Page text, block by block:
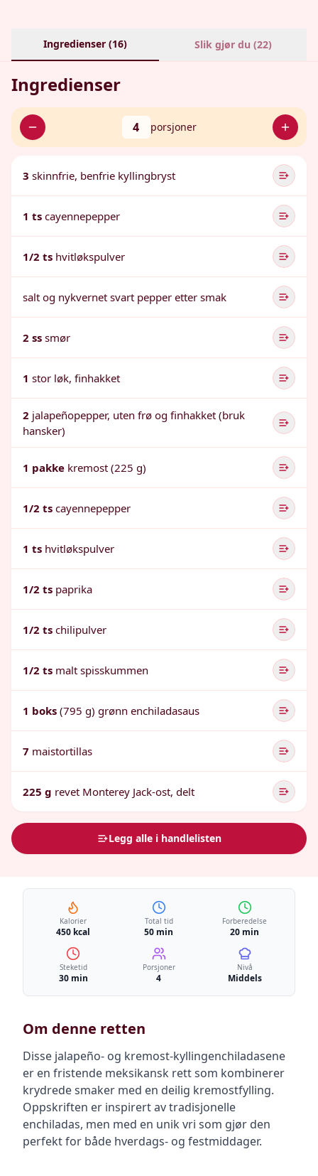
Ingredienser (16) Slik gjør du (22)
Ingredienser
4 porsjoner
3 skinnfrie, benfrie kyllingbryst
1 ts cayennepepper
1/2 ts hvitløkspulver
salt og nykvernet svart pepper etter smak
2 ss smør
1 stor løk, finhakket
2 jalapeñopepper, uten frø og finhakket (bruk
hansker)
1 pakke kremost (225 g)
1/2 ts cayennepepper
1 ts hvitløkspulver
1/2 ts paprika
1/2 ts chilipulver
1/2 ts malt spisskummen
1 boks (795 g) grønn enchiladasaus
7 maistortillas
225 g revet Monterey Jack-ost, delt
Legg alle i handlelisten
Kalorier
450 kcal
Total tid
50 min
Forberedelse
20 min
Steketid
30 min
Porsjoner
4
Nivå
Middels
Om denne retten
Disse jalapeño- og kremost-kyllingenchiladasene
er en fristende meksikansk rett som kombinerer
krydrede smaker med en deilig kremostfylling.
Oppskriften er inspirert av tradisjonelle
enchiladas, men med en unik vri som gjør den
perfekt for både hverdags- og festmiddager.